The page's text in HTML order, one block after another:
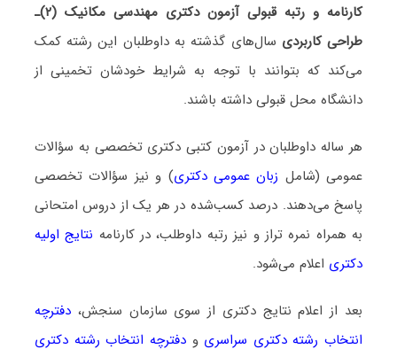
کارنامه و رتبه قبولی آزمون دکتری مهندسی مکانیک (۲)ـ
طراحی کاربردی سال‌های گذشته به داوطلبان این رشته کمک
می‌کند که بتوانند با توجه به شرایط خودشان تخمینی از
دانشگاه محل قبولی داشته باشند.
هر ساله داوطلبان در آزمون کتبی دکتری تخصصی به سؤالات
عمومی (شامل زبان عمومی دکتری) و نیز سؤالات تخصصی
پاسخ می‌دهند. درصد کسب‌شده در هر یک از دروس امتحانی
به همراه نمره تراز و نیز رتبه داوطلب، در کارنامه نتایج اولیه
دکتری اعلام می‌شود.
بعد از اعلام نتایج دکتری از سوی سازمان سنجش،دفترچه
انتخاب رشته دکتری سراسری ودفترچه انتخاب رشته دکتری